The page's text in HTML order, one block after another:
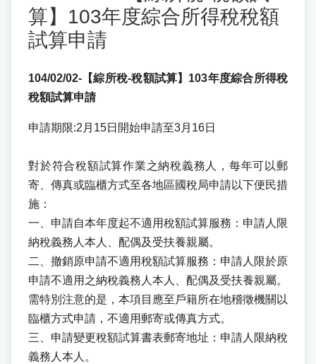
算】103年度綜合所得稅稅額
試算申請
104/02/02-【綜所稅-稅額試算】103年度綜合所得稅
稅額試算申請
申請期限:2月15日開始申請至3月16日
對於符合稅額試算作業之納稅義務人，每年可以郵
寄、傳真或臨櫃方式至各地區國稅局申請以下便民措
施：
一、申請自本年度起不適用稅額試算服務：申請人限
納稅義務人本人、配偶及受扶養親屬。
二、撤銷原申請不適用稅額試算服務：申請人限於原
申請不適用之納稅義務人本人、配偶及受扶養親屬。
需特別注意的是，本項目應至戶籍所在地稽徵機關以
臨櫃方式申請，不適用郵寄或傳真方式。
三、申請變更稅額試算書表郵寄地址：申請人限納稅
義務人本人。